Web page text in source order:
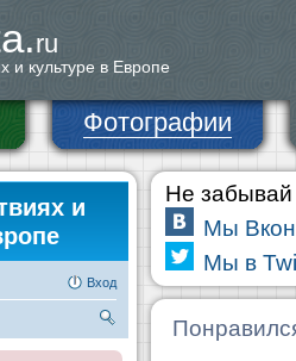
ru
и культуре в Европе
Фотографии
и
Вход
Не забывай
Мы
Мы в